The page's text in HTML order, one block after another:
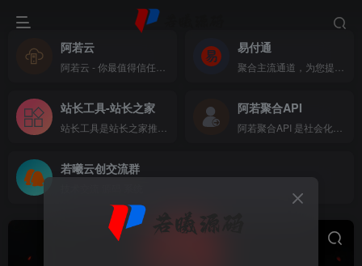
阿若云 易付通
站长工具-站长之家 阿若聚合API
若曦云创交流群